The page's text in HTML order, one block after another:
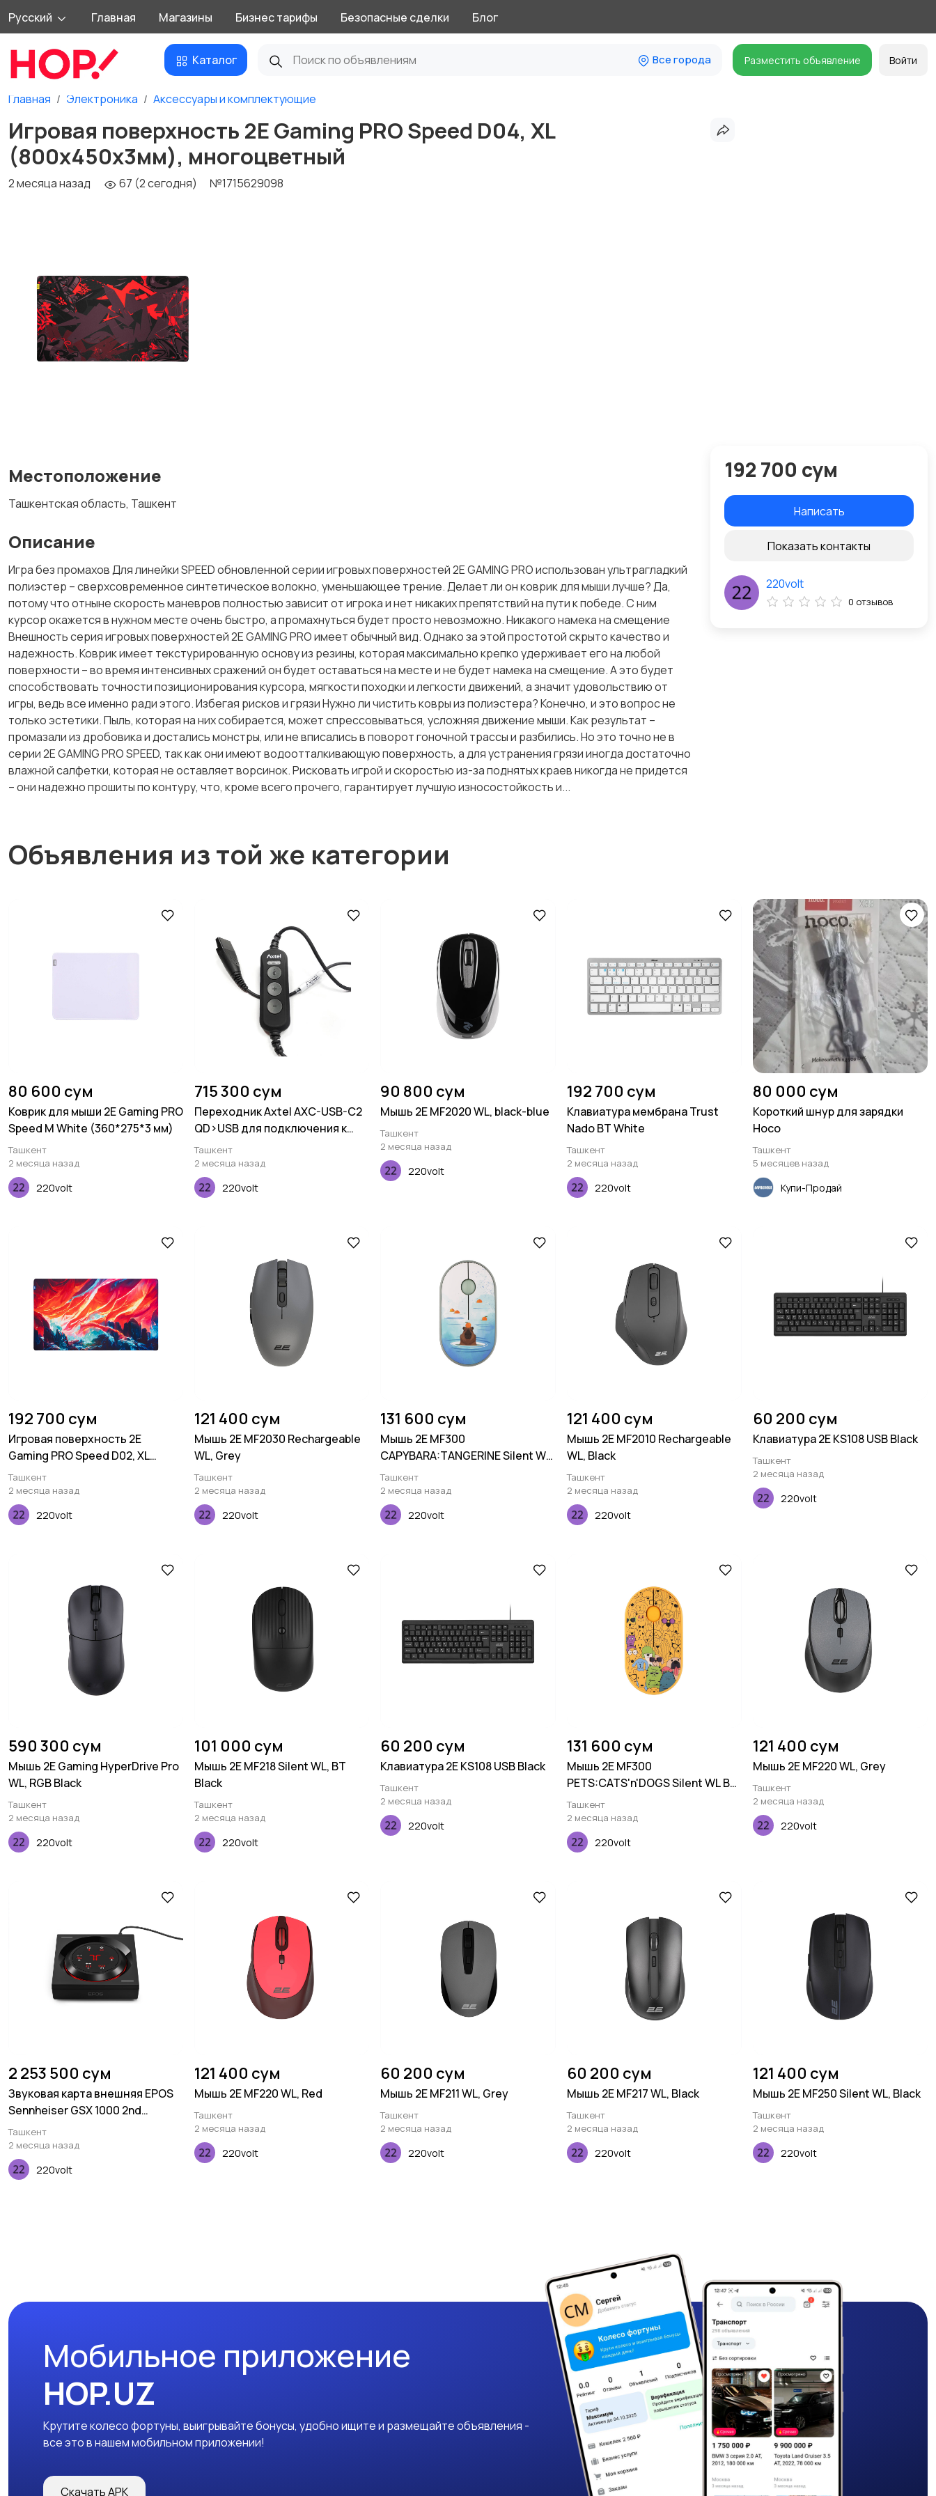
Русский Главная Магазины Бизнес тарифы Безопасные сделки Блог
Каталог Все города Разместить объявление Войти
Главная Электроника Аксессуары и комплектующие
Игровая поверхность 2E Gaming PRO Speed D04, XL
(800x450x3мм), многоцветный
2 месяца назад 67 (2 сегодня) №1715629098
Местоположение
Ташкентская область, Ташкент
Описание
Игра без промахов Для линейки SPEED обновленной серии игровых поверхностей 2E GAMING PRO использован ультрагладкий
полиэстер – сверхсовременное синтетическое волокно, уменьшающее трение. Делает ли он коврик для мыши лучше? Да,
потому что отныне скорость маневров полностью зависит от игрока и нет никаких препятствий на пути к победе. С ним
курсор окажется в нужном месте очень быстро, а промахнуться будет просто невозможно. Никакого намека на смещение
Внешность серия игровых поверхностей 2E GAMING PRO имеет обычный вид. Однако за этой простотой скрыто качество и
надежность. Коврик имеет текстурированную основу из резины, которая максимально крепко удерживает его на любой
поверхности – во время интенсивных сражений он будет оставаться на месте и не будет намека на смещение. А это будет
способствовать точности позиционирования курсора, мягкости походки и легкости движений, а значит удовольствию от
игры, ведь все именно ради этого. Избегая рисков и грязи Нужно ли чистить ковры из полиэстера? Конечно, и это вопрос не
только эстетики. Пыль, которая на них собирается, может спрессовываться, усложняя движение мыши. Как результат –
промазали из дробовика и достались монстры, или не вписались в поворот гоночной трассы и разбились. Но это точно не в
серии 2E GAMING PRO SPEED, так как они имеют водоотталкивающую поверхность, а для устранения грязи иногда достаточно
влажной салфетки, которая не оставляет ворсинок. Рисковать игрой и скоростью из-за поднятых краев никогда не придется
– они надежно прошиты по контуру, что, кроме всего прочего, гарантирует лучшую износостойкость и...
192 700 сум
Написать
Показать контакты
220volt
0 отзывов
Объявления из той же категории
80 600 сум
Коврик для мыши 2E Gaming PRO
Speed M White (360*275*3 мм)
Ташкент
2 месяца назад
220volt
715 300 сум
Переходник Axtel AXC-USB-C2
QD>USB для подключения к
компьютеру
Ташкент
2 месяца назад
220volt
90 800 сум
Мышь 2E MF2020 WL, black-blue
Ташкент
2 месяца назад
220volt
192 700 сум
Клавиатура мембрана Trust
Nado BT White
Ташкент
2 месяца назад
220volt
80 000 сум
Короткий шнур для зарядки
Hoco
Ташкент
5 месяцев назад
Купи-Продай
192 700 сум
Игровая поверхность 2E
Gaming PRO Speed D02, XL
(800x450x3мм), многоцветный
Ташкент
2 месяца назад
220volt
121 400 сум
Мышь 2E MF2030 Rechargeable
WL, Grey
Ташкент
2 месяца назад
220volt
131 600 сум
Мышь 2E MF300
CAPYBARA:TANGERINE Silent WL
BT, зеленый
Ташкент
2 месяца назад
220volt
121 400 сум
Мышь 2E MF2010 Rechargeable
WL, Black
Ташкент
2 месяца назад
220volt
60 200 сум
Клавиатура 2E KS108 USB Black
Ташкент
2 месяца назад
220volt
590 300 сум
Мышь 2E Gaming HyperDrive Pro
WL, RGB Black
Ташкент
2 месяца назад
220volt
101 000 сум
Мышь 2E MF218 Silent WL, BT
Black
Ташкент
2 месяца назад
220volt
60 200 сум
Клавиатура 2E KS108 USB Black
Ташкент
2 месяца назад
220volt
131 600 сум
Мышь 2E MF300
PETS:CATS'n'DOGS Silent WL BT,
желтый
Ташкент
2 месяца назад
220volt
121 400 сум
Мышь 2E MF220 WL, Grey
Ташкент
2 месяца назад
220volt
2 253 500 сум
Звуковая карта внешняя EPOS
Sennheiser GSX 1000 2nd
edition, 7.1, black
Ташкент
2 месяца назад
220volt
121 400 сум
Мышь 2E MF220 WL, Red
Ташкент
2 месяца назад
220volt
60 200 сум
Мышь 2E MF211 WL, Grey
Ташкент
2 месяца назад
220volt
60 200 сум
Мышь 2E MF217 WL, Black
Ташкент
2 месяца назад
220volt
121 400 сум
Мышь 2E MF250 Silent WL, Black
Ташкент
2 месяца назад
220volt
Мобильное приложение
HOP.UZ
Крутите колесо фортуны, выигрывайте бонусы, удобно ищите и размещайте объявления -
все это в нашем мобильном приложении!
Скачать APK